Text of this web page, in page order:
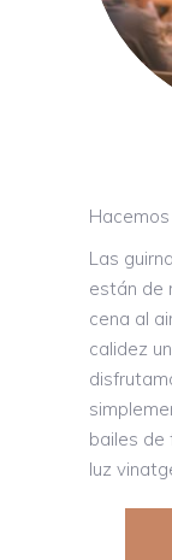
Las
están de
cena al
calidez
bailes de
luz